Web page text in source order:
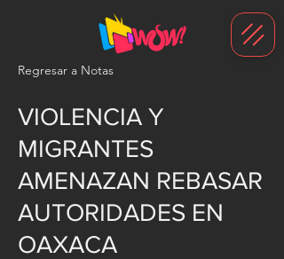
Regresar a Notas
VIOLENCIA Y
MIGRANTES
AMENAZAN REBASAR
AUTORIDADES EN
OAXACA